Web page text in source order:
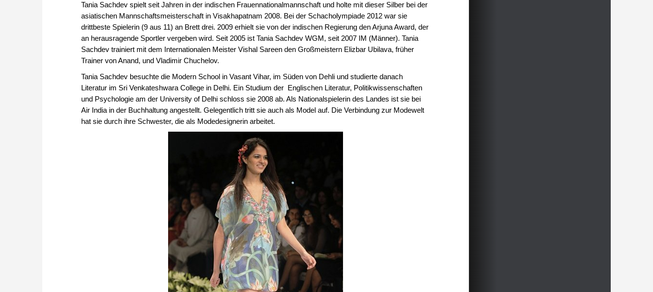
Tania Sachdev spielt seit Jahren in der indischen Frauennationalmannschaft und holte mit dieser Silber bei der
asiatischen Mannschaftsmeisterschaft in Visakhapatnam 2008. Bei der Schacholympiade 2012 war sie
drittbeste Spielerin (9 aus 11) an Brett drei. 2009 erhielt sie von der indischen Regierung den Arjuna Award, der
an herausragende Sportler vergeben wird. Seit 2005 ist Tania Sachdev WGM, seit 2007 IM (Männer). Tania
Sachdev trainiert mit dem Internationalen Meister Vishal Sareen den Großmeistern Elizbar Ubilava, früher
Trainer von Anand, und Vladimir Chuchelov.
Tania Sachdev besuchte die Modern School in Vasant Vihar, im Süden von Dehli und studierte danach
Literatur im Sri Venkateshwara College in Delhi. Ein Studium der Englischen Literatur, Politikwissenschaften
und Psychologie am der University of Delhi schloss sie 2008 ab. Als Nationalspielerin des Landes ist sie bei
Air India in der Buchhaltung angestellt. Gelegentlich tritt sie auch als Model auf. Die Verbindung zur Modewelt
hat sie durch ihre Schwester, die als Modedesignerin arbeitet.